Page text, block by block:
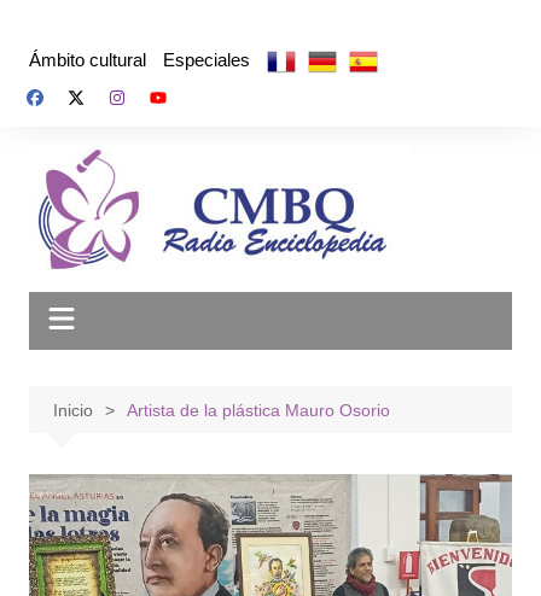
Ámbito cultural Especiales
Inicio Artista de la plástica Mauro Osorio